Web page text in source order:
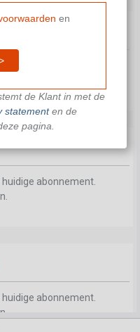
abonnement.
abonnement.
abonnement.
en
de Klant in met de
statementen de
pagina.